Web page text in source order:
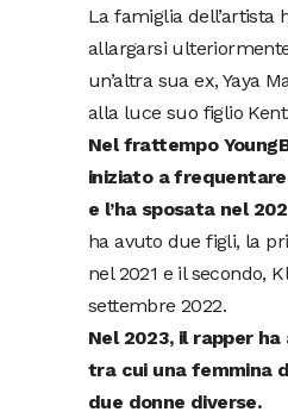
La famiglia dell’artista
allargarsi
un’altra sua ex, Yaya
alla luce suo figlio
Nel frattempo
iniziato a
e l’ha sposata nel
ha avuto due figli, la
nel 2021 e il secondo,
settembre 2022.
Nel 2023, il rapper
tra cui una femmina
due donne diverse.